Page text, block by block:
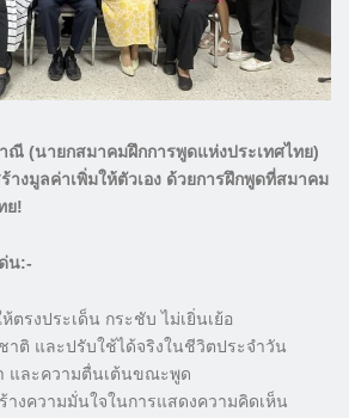
ณี (นายกสมาคมฝึกการพูดแห่งประเทศไทย)
งมูลค่าเพิ่มให้ตัวเอง ด้วยการฝึกพูดที่สมาคม
ย!
น:-
รงประเด็น กระชับ ไม่เยิ่นเย้อ
าติ และปรับใช้ได้จริงในชีวิตประจำวัน
และความตื่นเต้นขณะพูด
งความมั่นใจในการแสดงความคิดเห็น